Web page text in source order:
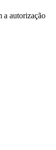
a autorização